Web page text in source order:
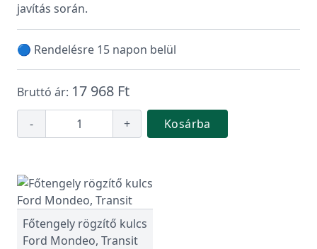
javítás során.
🔵 Rendelésre 15 napon belül
Bruttó ár: 17 968 Ft
- + Kosárba
Főtengely rögzítő kulcs
Ford Mondeo, Transit